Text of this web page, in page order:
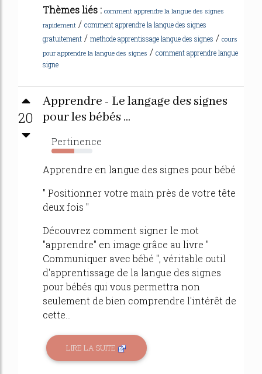
Thèmes liés : comment apprendre la langue des signes
rapidement / comment apprendre la langue des signes
gratuitement / methode apprentissage langue des signes / cours
pour apprendre la langue des signes / comment apprendre langue
signe
20
Apprendre - Le langage des signes
pour les bébés ...
Pertinence
56%
Apprendre en langue des signes pour bébé
" Positionner votre main près de votre tête
deux fois "
Découvrez comment signer le mot
"apprendre" en image grâce au livre "
Communiquer avec bébé ", véritable outil
d'apprentissage de la langue des signes
pour bébés qui vous permettra non
seulement de bien comprendre l'intérêt de
cette...
LIRE LA SUITE